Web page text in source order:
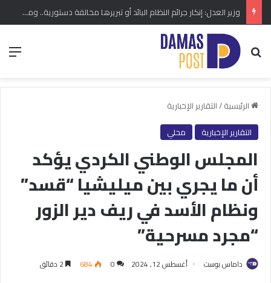
وزير العدل: إنكار جرائم النظام البائد أو تبريرها مخالفة دستورية.. ومشروع قانون خاص إلى مجلس الشعب
بحث عن
الرئيسية/التقارير الإخبارية
التقارير الإخبارية
محلي
المجلس الوطني الكردي يؤكد
أن ما يجري بين ميليشيا “قسد”
ونظام الأسد في ريف دير الزور
“مجرد مسرحية”
داماس بوست أغسطس 12, 2024 0
684